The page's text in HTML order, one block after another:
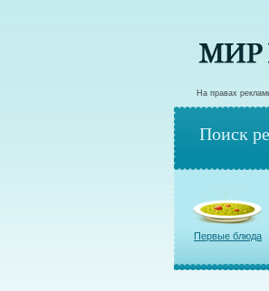
На правах
Поиск
Первые блюда